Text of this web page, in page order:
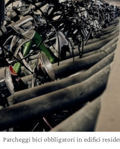
Parcheggi bici obbligatori in edifici